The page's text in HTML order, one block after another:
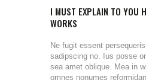
I MUST EXPLAIN TO YOU
WORKS
Ne fugit essent
sadipscing no. Ius posse
sea amet oblique. Mea in
omnes nonumes